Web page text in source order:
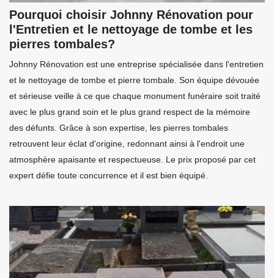
Pourquoi choisir Johnny Rénovation pour
l'Entretien et le nettoyage de tombe et les
pierres tombales?
Johnny Rénovation est une entreprise spécialisée dans l'entretien
et le nettoyage de tombe et pierre tombale. Son équipe dévouée
et sérieuse veille à ce que chaque monument funéraire soit traité
avec le plus grand soin et le plus grand respect de la mémoire
des défunts. Grâce à son expertise, les pierres tombales
retrouvent leur éclat d'origine, redonnant ainsi à l'endroit une
atmosphère apaisante et respectueuse. Le prix proposé par cet
expert défie toute concurrence et il est bien équipé.